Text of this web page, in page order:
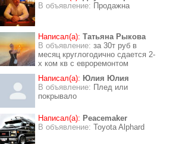
В объявление: Продажна
Написал(а): Татьяна Рыкова
В объявление: за 30т руб в
месяц круглогодично сдается 2-
х ком кв с евроремонтом
Написал(а): Юлия Юлия
В объявление: Плед или
покрывало
Написал(а): Peacemaker
В объявление: Toyota Alphard